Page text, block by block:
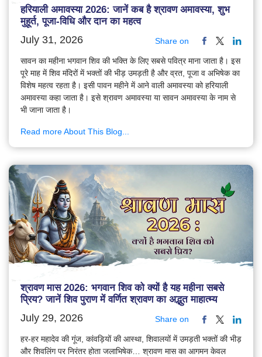
हरियाली अमावस्या 2026: जानें कब है श्रावण अमावस्या, शुभ
मुहूर्त, पूजा-विधि और दान का महत्व
July 31, 2026 Share on
सावन का महीना भगवान शिव की भक्ति के लिए सबसे पवित्र माना जाता है। इस
पूरे माह में शिव मंदिरों में भक्तों की भीड़ उमड़ती है और व्रत, पूजा व अभिषेक का
विशेष महत्व रहता है। इसी पावन महीने में आने वाली अमावस्या को हरियाली
अमावस्या कहा जाता है। इसे श्रावण अमावस्या या सावन अमावस्या के नाम से
भी जाना जाता है।
Read more About This Blog...
श्रावण मास 2026: भगवान शिव को क्यों है यह महीना सबसे
प्रिय? जानें शिव पुराण में वर्णित श्रावण का अद्भुत माहात्म्य
July 29, 2026 Share on
हर-हर महादेव की गूंज, कांवड़ियों की आस्था, शिवालयों में उमड़ती भक्तों की भीड़
और शिवलिंग पर निरंतर होता जलाभिषेक… श्रावण मास का आगमन केवल